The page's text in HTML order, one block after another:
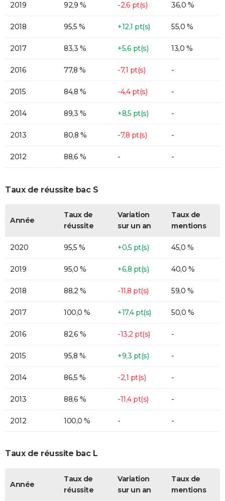
2019 92,9 % -2,6 pt(s) 36,0 %
2018 95,5 % +12,1 pt(s) 55,0 %
2017 83,3 % +5,6 pt(s) 13,0 %
2016 77,8 % -7,1 pt(s) -
2015 84,8 % -4,4 pt(s) -
2014 89,3 % +8,5 pt(s) -
2013 80,8 % -7,8 pt(s) -
2012 88,6 % - -
Taux de réussite bac S
Année
Taux de
réussite
Variation
sur un an
Taux de
mentions
2020 95,5 % +0,5 pt(s) 45,0 %
2019 95,0 % +6,8 pt(s) 40,0 %
2018 88,2 % -11,8 pt(s) 59,0 %
2017 100,0 % +17,4 pt(s) 50,0 %
2016 82,6 % -13,2 pt(s) -
2015 95,8 % +9,3 pt(s) -
2014 86,5 % -2,1 pt(s) -
2013 88,6 % -11,4 pt(s) -
2012 100,0 % - -
Taux de réussite bac L
Année
Taux de
réussite
Variation
sur un an
Taux de
mentions